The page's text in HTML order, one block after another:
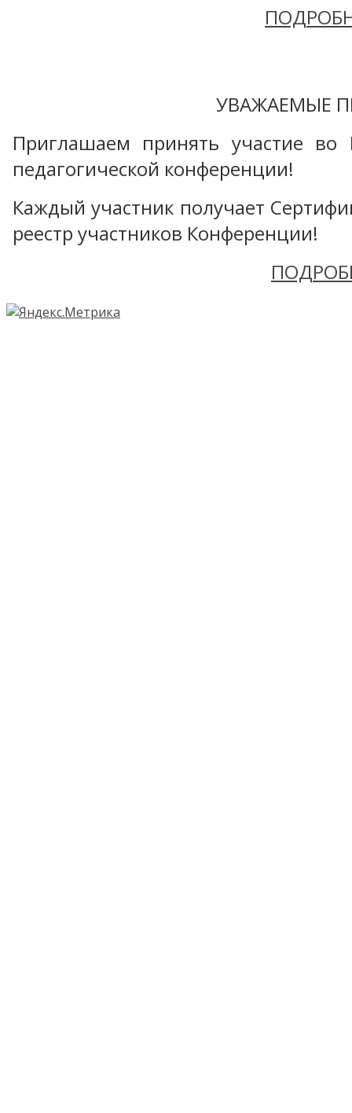
УВАЖАЕМЫЕ
Приглашаем принять участие во
педагогической конференции!
Каждый участник получает
реестр участников Конференции!